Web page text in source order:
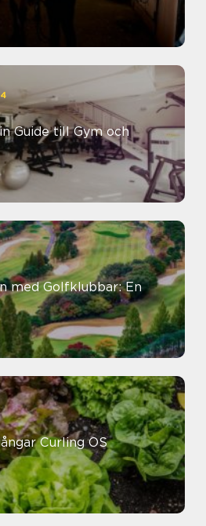
Guide till Gym och
med Golfklubbar: En
Curling OS